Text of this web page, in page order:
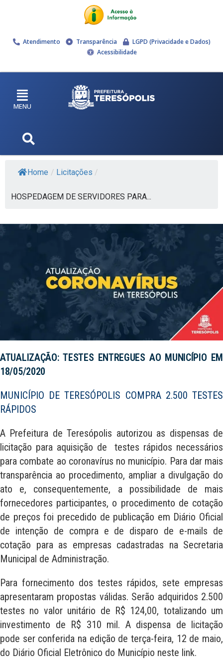
Atendimento Transparência
LGPD (Privacidade e Dados)
Acessibilidade
MENU
Home / Licitações /
HOSPEDAGEM DE SERVIDORES PARA...
ATUALIZAÇÃO: TESTES ENTREGUES AO MUNICÍPIO EM
18/05/2020
MUNICÍPIO DE TERESÓPOLIS COMPRA 2.500 TESTES
RÁPIDOS
A Prefeitura de Teresópolis autorizou as dispensas de
licitação para aquisição de testes rápidos necessários
para combate ao coronavírus no município. Para dar mais
transparência ao procedimento, ampliar a divulgação do
ato e, consequentemente, a possibilidade de mais
fornecedores participantes, o procedimento de cotação
de preços foi precedido de publicação em Diário Oficial
de intenção de compra e de disparo de e-mails de
cotação para as empresas cadastradas na Secretaria
Municipal de Administração.
Para fornecimento dos testes rápidos, sete empresas
apresentaram propostas válidas. Serão adquiridos 2.500
testes no valor unitário de R$ 124,00, totalizando um
investimento de R$ 310 mil. A dispensa de licitação
pode ser conferida na edição de terça-feira, 12 de maio,
do Diário Oficial Eletrônico do Município neste link.